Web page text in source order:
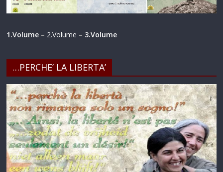
1.Volume – 2.Volume – 3.Volume
…PERCHE’ LA LIBERTA’